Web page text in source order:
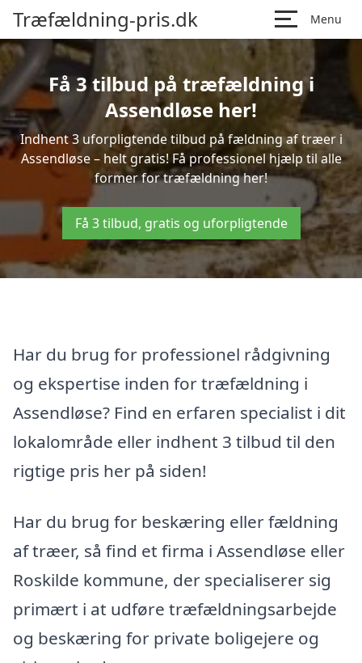
Træfældning-pris.dk Menu
Få 3 tilbud på træfældning i
Assendløse her!
Indhent 3 uforpligtende tilbud på fældning af træer i
Assendløse – helt gratis! Få professionel hjælp til alle
former for træfældning her!
Få 3 tilbud, gratis og uforpligtende
Har du brug for professionel rådgivning
og ekspertise inden for træfældning i
Assendløse? Find en erfaren specialist i dit
lokalområde eller indhent 3 tilbud til den
rigtige pris her på siden!
Har du brug for beskæring eller fældning
af træer, så find et firma i Assendløse eller
Roskilde kommune, der specialiserer sig
primært i at udføre træfældningsarbejde
og beskæring for private boligejere og